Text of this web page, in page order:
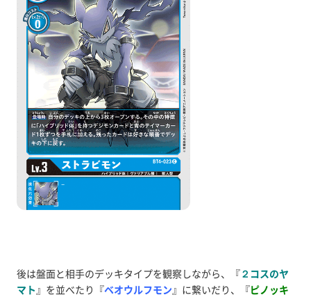
後は盤面と相手のデッキタイプを観察しながら、『２コスのヤ
マト 』を並べたり『ベオウルフモン 』に繋いだり、『ピノッキ